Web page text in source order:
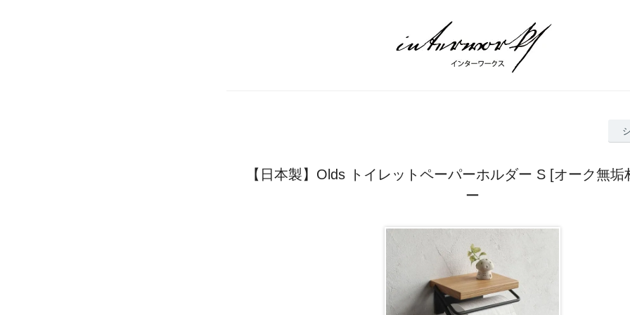
【日本製】Olds トイレットペーパーホルダー S [オーク無垢
ー